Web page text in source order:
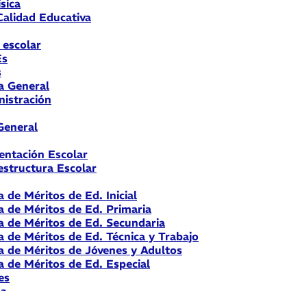
Educativa
General
Escolar
Escolar
de Méritos de Ed. Inicial
de Méritos de Ed. Primaria
de Méritos de Ed. Secundaria
de Méritos de Ed. Técnica y Trabajo
de Méritos de Jóvenes y Adultos
de Méritos de Ed. Especial